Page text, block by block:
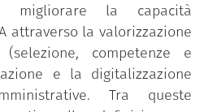
migliorare la capacità
attraverso la valorizzazione
competenze e
e la digitalizzazione
Tra queste